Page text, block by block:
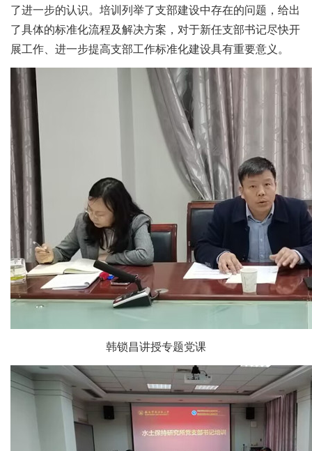
了进一步的认识。培训列举了支部建设中存在的问题，给出
了具体的标准化流程及解决方案，对于新任支部书记尽快开
展工作、进一步提高支部工作标准化建设具有重要意义。
韩锁昌讲授专题党课